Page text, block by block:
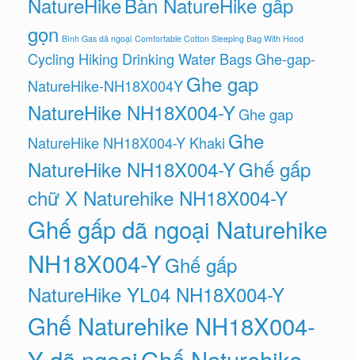
gọn Bình Gas dã ngoại Comfortable Cotton Sleeping Bag With Hood
Cycling Hiking Drinking Water BagsGhe-gap-
NatureHike-NH18X004YGhe gap
NatureHike NH18X004-YGhe gap
NatureHike NH18X004-Y Khaki Ghe
NatureHike NH18X004-YGhế gấp
chữ X Naturehike NH18X004-Y
Ghế gấp dã ngoại Naturehike
NH18X004-YGhế gấp
NatureHike YL04 NH18X004-Y
Ghế Naturehike NH18X004-